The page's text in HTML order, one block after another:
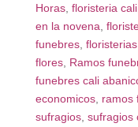
Horas, floristeria cali,
en la novena
funebres,
flores, Ramos
funebres cali
economicos, ramos
sufragios, sufragios